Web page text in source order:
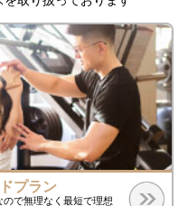
プラン
で無理なく最短で理想